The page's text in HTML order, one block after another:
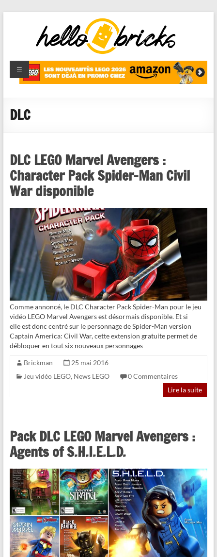
HelloBricks
Blog LEGO,
nouveaut�s
reviews
DLC
DLC LEGO Marvel Avengers :
Character Pack Spider-Man Civil
War disponible
Comme annoncé, le DLC Character Pack Spider-Man pour le jeu
vidéo LEGO Marvel Avengers est désormais disponible. Et si
elle est donc centré sur le personnage de Spider-Man version
Captain America: Civil War, cette extension gratuite permet de
débloquer en tout six nouveaux personnages
Brickman
25 mai 2016
Jeu vidéo LEGO, News LEGO
0 Commentaires
Lire la suite
Pack DLC LEGO Marvel Avengers :
Agents of S.H.I.E.L.D.